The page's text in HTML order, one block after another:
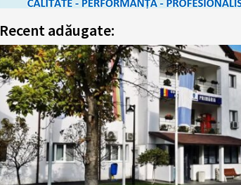
Recent adăugate: